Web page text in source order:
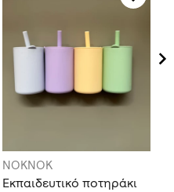
NOKNOK
Εκπαιδευτικό ποτηράκι